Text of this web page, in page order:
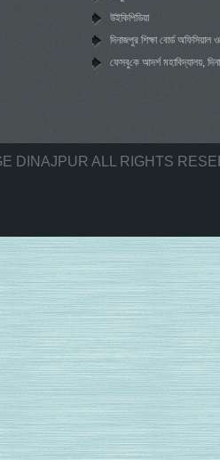
উইকিপিডিয়া
দিনাজপুর শিক্ষা বোর্ড অফিসিয়াল
‌ফেসবু‌কে আদর্শ মহা‌বিদ্যালয়,
DINAJPUR ALL RIGHTS